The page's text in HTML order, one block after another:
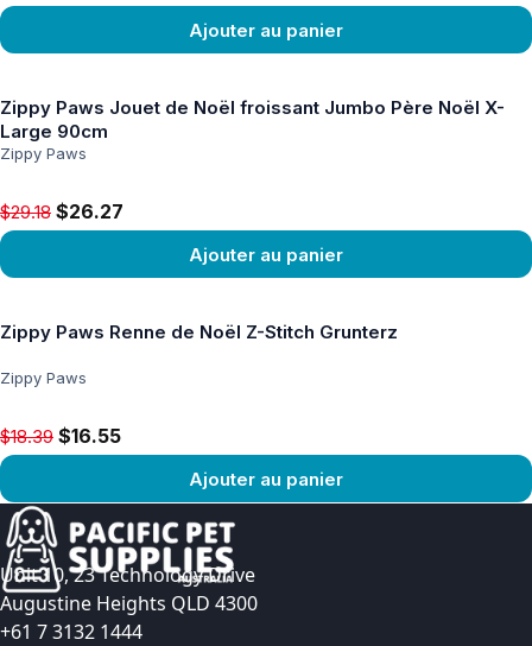
Ajouter au panier
Zippy Paws Jouet de Noël froissant Jumbo Père Noël X-
Large 90cm
Zippy Paws
Original price $29.18, now $26.27
$29.18 $26.27
Ajouter au panier
Zippy Paws Renne de Noël Z-Stitch Grunterz
Zippy Paws
Original price $18.39, now $16.55
$18.39 $16.55
Ajouter au panier
Voir le produit
Unit 10, 23 Technology Drive
Augustine Heights QLD 4300
+61 7 3132 1444